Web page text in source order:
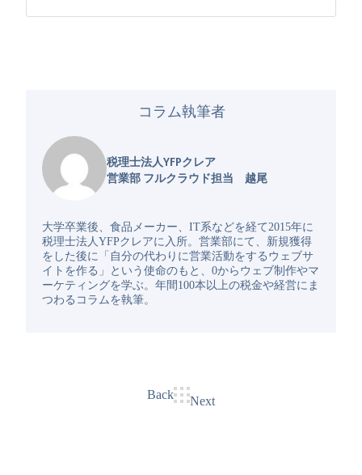
コラム執筆者
税理士法人YFPクレア
営業部 フルクラウド担当 越尾
大学卒業後、食品メーカー、IT系などを経て2015年に
税理士法人YFPクレアに入所。営業部にて、新規獲得
をした後に「自分の代わりに営業活動をするウェブサ
イトを作る」という使命のもと、0からウェブ制作やマ
ーケティングを学ぶ。年間100本以上の税金や経営にま
つわるコラムを執筆。
Back Next